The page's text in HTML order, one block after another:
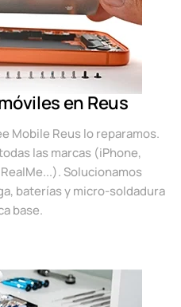
en Reus
Mobile Reus lo reparamos.
las marcas (iPhone,
Solucionamos
baterías y micro-soldadura
base.